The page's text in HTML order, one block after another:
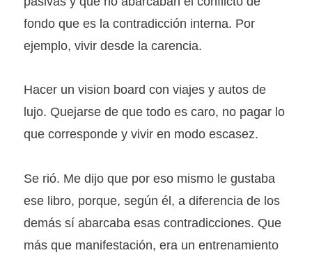
fondo que es la contradicción interna. Por
ejemplo, vivir desde la carencia.
Hacer un vision board con viajes y autos de
lujo. Quejarse de que todo es caro, no pagar lo
que corresponde y vivir en modo escasez.
Se rió. Me dijo que por eso mismo le gustaba
ese libro, porque, según él, a diferencia de los
demás sí abarcaba esas contradicciones. Que
más que manifestación, era un entrenamiento